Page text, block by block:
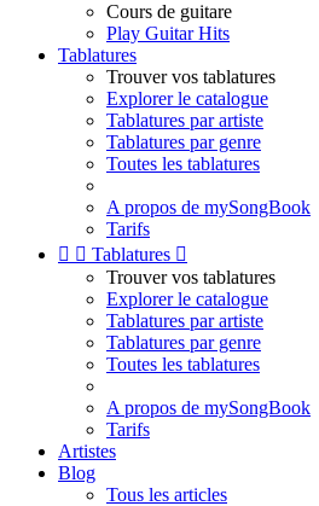
Cours de guitare
Play Guitar Hits
Tablatures
Trouver vos tablatures
Explorer le catalogue
Tablatures par artiste
Tablatures par genre
Toutes les tablatures
A propos de mySongBook
Tarifs
  Tablatures 
Trouver vos tablatures
Explorer le catalogue
Tablatures par artiste
Tablatures par genre
Toutes les tablatures
A propos de mySongBook
Tarifs
Artistes
Blog
Tous les articles